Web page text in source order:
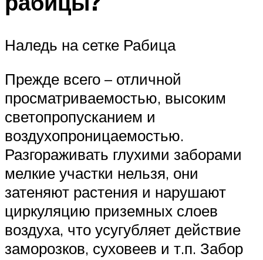
Наледь на сетке Рабица
Прежде всего – отличной
просматриваемостью, высоким
светопропусканием и
воздухопроницаемостью.
Разгораживать глухими заборами
мелкие участки нельзя, они
затеняют растения и нарушают
циркуляцию приземных слоев
воздуха, что усугубляет действие
заморозков, суховеев и т.п. Забор